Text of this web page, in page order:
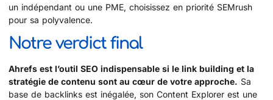
un indépendant ou une PME, choisissez en priorité SEMrush
pour sa polyvalence.
Notre verdict final
Ahrefs est l’outil SEO indispensable si le link building et la
stratégie de contenu sont au cœur de votre approche. Sa
base de backlinks est inégalée, son Content Explorer est une